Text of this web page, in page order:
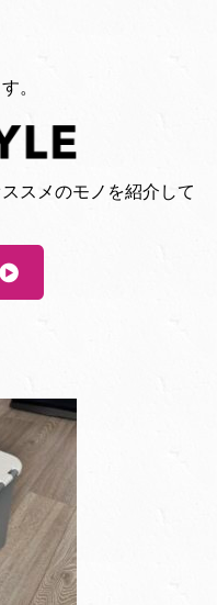
。
スメのモノを紹介して